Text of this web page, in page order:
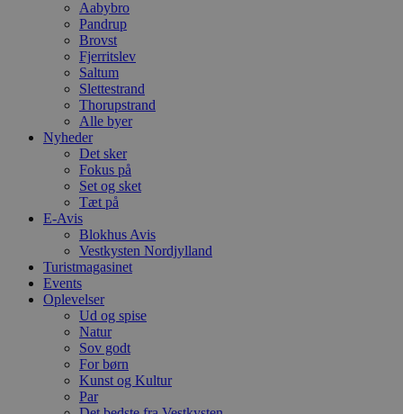
Aabybro
Pandrup
Brovst
Fjerritslev
Saltum
Slettestrand
Thorupstrand
Alle byer
Nyheder
Det sker
Fokus på
Set og sket
Tæt på
E-Avis
Blokhus Avis
Vestkysten Nordjylland
Turistmagasinet
Events
Oplevelser
Ud og spise
Natur
Sov godt
For børn
Kunst og Kultur
Par